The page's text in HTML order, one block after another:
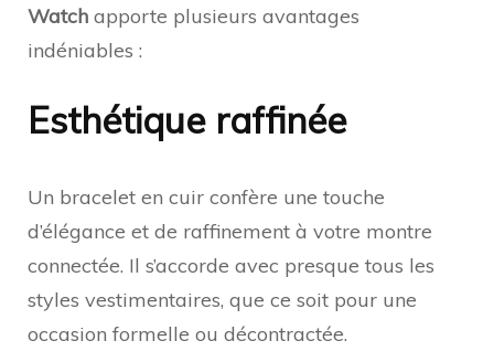
Watch apporte plusieurs avantages
indéniables :
Esthétique raffinée
Un bracelet en cuir confère une touche
d’élégance et de raffinement à votre montre
connectée. Il s’accorde avec presque tous les
styles vestimentaires, que ce soit pour une
occasion formelle ou décontractée.